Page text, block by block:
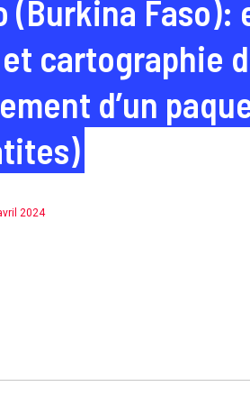
(Burkina
cartographie
d’un
2024